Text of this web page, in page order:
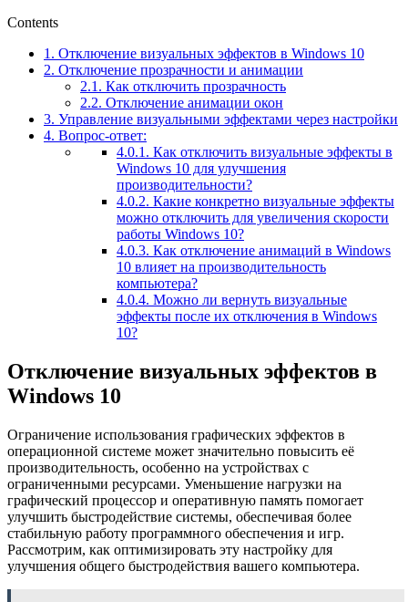
Contents
1. Отключение визуальных эффектов в Windows 10
2. Отключение прозрачности и анимации
2.1. Как отключить прозрачность
2.2. Отключение анимации окон
3. Управление визуальными эффектами через настройки
4. Вопрос-ответ:
4.0.1. Как отключить визуальные эффекты в
Windows 10 для улучшения
производительности?
4.0.2. Какие конкретно визуальные эффекты
можно отключить для увеличения скорости
работы Windows 10?
4.0.3. Как отключение анимаций в Windows
10 влияет на производительность
компьютера?
4.0.4. Можно ли вернуть визуальные
эффекты после их отключения в Windows
10?
Отключение визуальных эффектов в
Windows 10
Ограничение использования графических эффектов в
операционной системе может значительно повысить её
производительность, особенно на устройствах с
ограниченными ресурсами. Уменьшение нагрузки на
графический процессор и оперативную память помогает
улучшить быстродействие системы, обеспечивая более
стабильную работу программного обеспечения и игр.
Рассмотрим, как оптимизировать эту настройку для
улучшения общего быстродействия вашего компьютера.